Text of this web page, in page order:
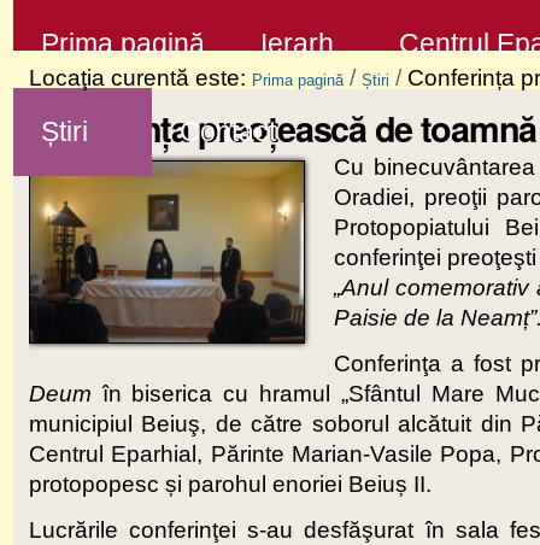
la
conţinut
Sari
la
navigare
Prima pagină Ierarh Centrul
Știri Contact
Locaţia curentă este: Prima pagină / Știri / Conferința
Conferința preoțească de
Cu
Oradiei, preoţii
Protopopiatului
conferinţei
„Anul
Paisie de la
Conferinţa a fost
Deum în biserica cu hramul „Sfântul Mare
municipiul Beiuş, de către soborul alcătuit din
Centrul Eparhial, Părinte Marian-Vasile Popa,
protopopesc și parohul enoriei Beiuș II.
Lucrările conferinţei s-au desfăşurat în sala